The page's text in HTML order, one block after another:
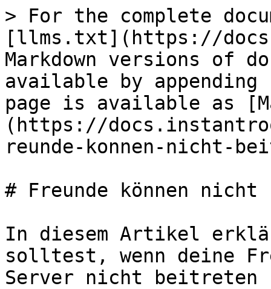
> For the complete
[llms.txt](https://
Markdown versions of
available by
page is available as
(https://
reunde-konnen-nicht-
# Freunde können
In diesem Artikel
solltest, wenn deine
Server nicht beitreten